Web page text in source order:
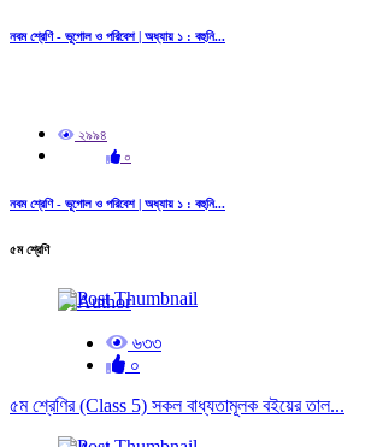
নবম শ্রেণি - ভূগোল ও পরিবেশ | অধ্যায় ১ : বহুনি...
২৯৯৪
০
নবম শ্রেণি - ভূগোল ও পরিবেশ | অধ্যায় ১ : বহুনি...
৫ম শ্রেণি
৬৩৩
০
৫ম শ্রেণির (Class 5) সকল বাধ্যতামূলক বইয়ের তাল...